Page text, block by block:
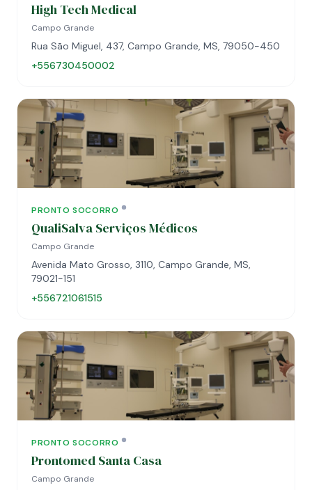
High Tech Medical
Campo Grande
Rua São Miguel, 437, Campo Grande, MS, 79050-450
+556730450002
PRONTO SOCORRO
QualiSalva Serviços Médicos
Campo Grande
Avenida Mato Grosso, 3110, Campo Grande, MS,
79021-151
+556721061515
PRONTO SOCORRO
Prontomed Santa Casa
Campo Grande